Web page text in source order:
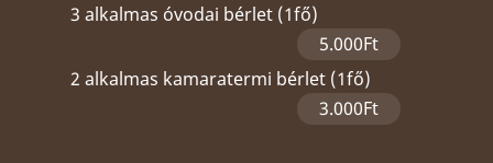
3 alkalmas óvodai bérlet (1fő)
5.000Ft
2 alkalmas kamaratermi bérlet (1fő)
3.000Ft